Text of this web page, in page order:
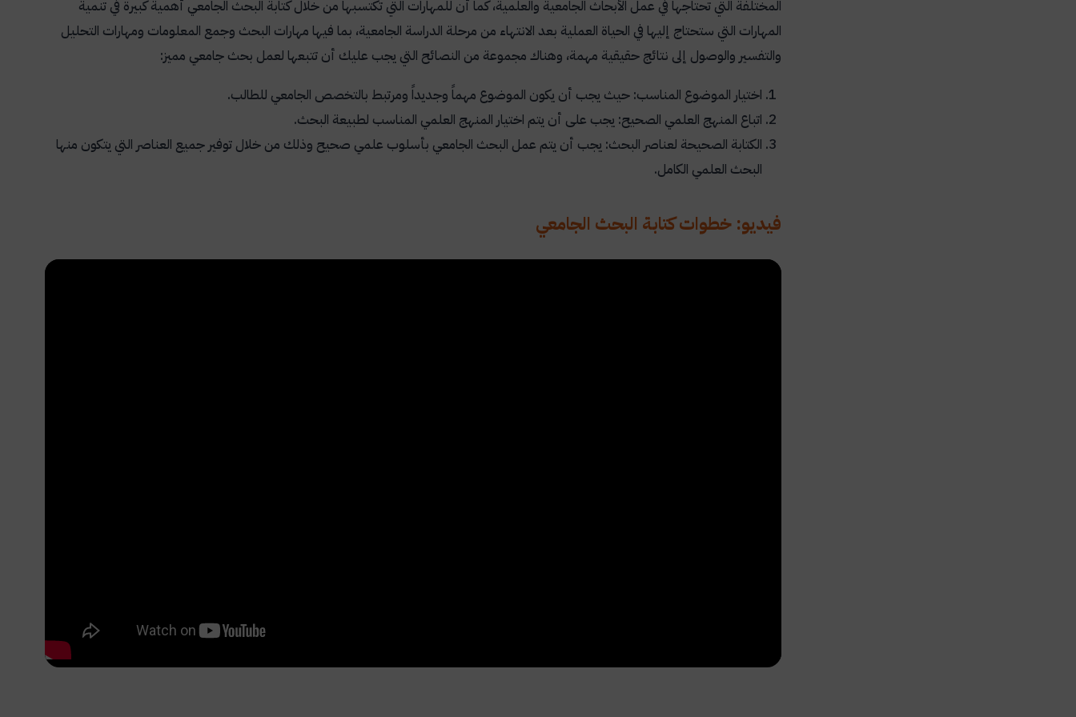
المختلفة التي تحتاجها في عمل الأبحاث الجامعية والعلمية، كما أن للمهارات التي تكتسبها من خلال كتابة البحث الجامعي أهمية كبيرة في تنمية
المهارات التي ستحتاج إليها في الحياة العملية بعد الانتهاء من مرحلة الدراسة الجامعية، بما فيها مهارات البحث وجمع المعلومات ومهارات التحليل
والتفسير والوصول إلى نتائج حقيقية مهمة، وهناك مجموعة من النصائح التي يجب عليك أن تتبعها لعمل بحث جامعي مميز:
اختيار الموضوع المناسب: حيث يجب أن يكون الموضوع مهماً وجديداً ومرتبط بالتخصص الجامعي للطالب.
اتباع المنهج العلمي الصحيح: يجب على أن يتم اختيار المنهج العلمي المناسب لطبيعة البحث.
الكتابة الصحيحة لعناصر البحث: يجب أن يتم عمل البحث الجامعي بأسلوب علمي صحيح وذلك من خلال توفير جميع العناصر التي يتكون منها
البحث العلمي الكامل.
فيديو: خطوات كتابة البحث الجامعي